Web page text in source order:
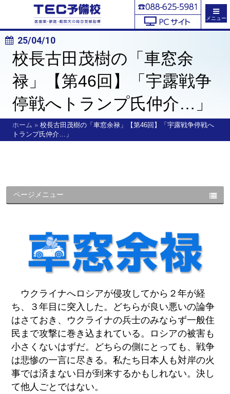
メニュー
25/04/10
校長古田茂樹の「車窓余
禄」【第46回】「宇露戦争
停戦へトランプ氏仲介…」
ホーム » 校長古田茂樹の「車窓余禄」【第46回】「宇露戦争停戦へ
トランプ氏仲介…」
ページメニュー
ウクライナへロシアが侵攻してから２年が経
ち、３年目に突入した。どちらが良い悪いの論争
はさておき、ウクライナの兵士のみならず一般住
民まで攻撃に巻き込まれている。ロシアの被害も
小さくないはずだ。どちらの側にとっても、戦争
は悲惨の一言に尽きる。私たち日本人も対岸の火
事では済まない日が到来するかもしれない。決し
て他人ごとではない。